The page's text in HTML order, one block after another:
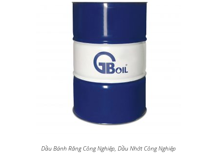
Dầu Bánh Răng Công Nghiệp, Dầu Nhớt Công Nghiệp